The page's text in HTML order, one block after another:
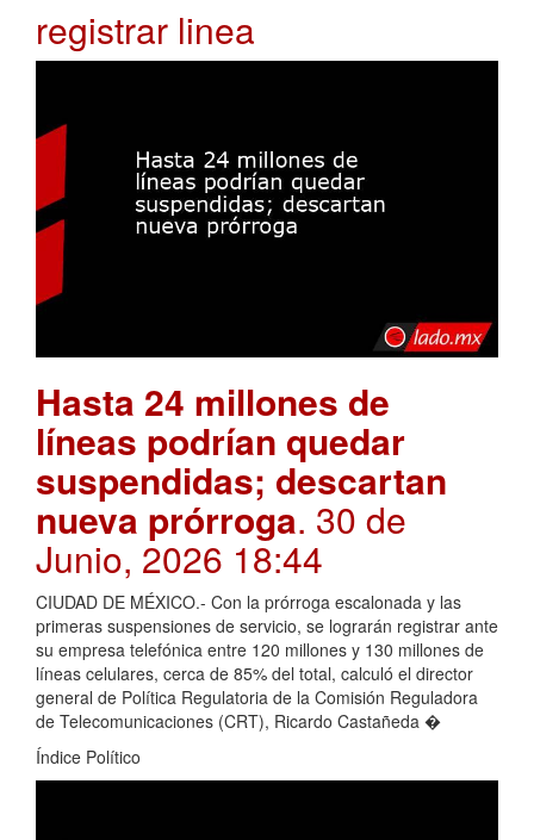
registrar linea
Hasta 24 millones de
líneas podrían quedar
suspendidas; descartan
nueva prórroga. 30 de
Junio, 2026 18:44
CIUDAD DE MÉXICO.- Con la prórroga escalonada y las
primeras suspensiones de servicio, se lograrán registrar ante
su empresa telefónica entre 120 millones y 130 millones de
líneas celulares, cerca de 85% del total, calculó el director
general de Política Regulatoria de la Comisión Reguladora
de Telecomunicaciones (CRT), Ricardo Castañeda �
Índice Político